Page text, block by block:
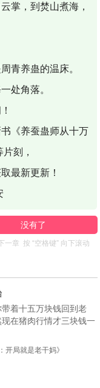
掌，到焚山煮海，
青养蛊的温床。
处角落。
《养蚕蛊师从十万
刻，
最新更新！
没有了
章 按 “空格键” 向下滚动
着十五万块钱回到老
在猪肉行情才三块钱一
三月十号，你租了一
你购买了一千二百头仔
始了，你要做大做强再
开局就是老干妈》